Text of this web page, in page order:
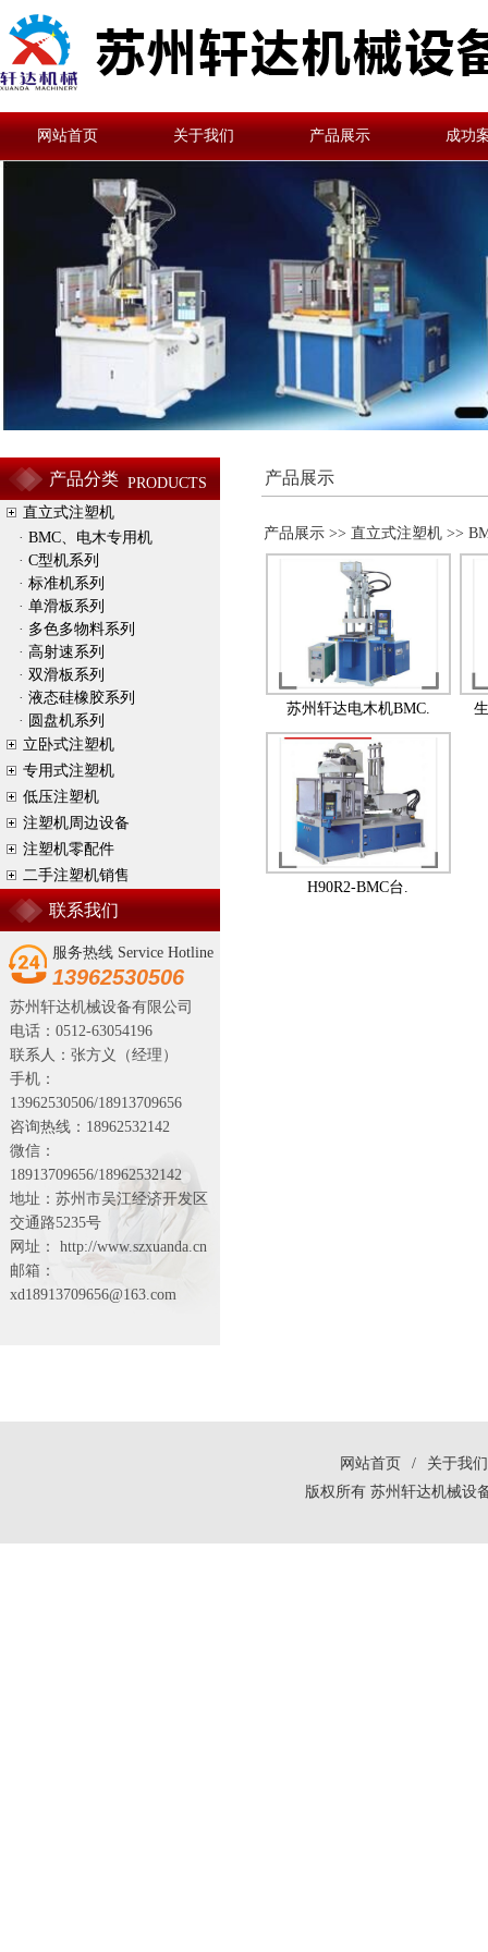
网站首页 关于我们 产品展示 成功
产品分类 PRODUCTS
直立式注塑机
·BMC、电木专用机
·C型机系列
·标准机系列
·单滑板系列
· 多色多物料系列
·高射速系列
·双滑板系列
·液态硅橡胶系列
· 圆盘机系列
立卧式注塑机
专用式注塑机
低压注塑机
注塑机周边设备
注塑机零配件
二手注塑机销售
联系我们
CONTACT US
服务热线 Service Hotline
13962530506
苏州轩达机械设备有限公司
电话：0512-63054196
联系人：张方义（经理）
手机：
13962530506/18913709656
咨询热线：18962532142
微信：
18913709656/18962532142
地址：苏州市吴江经济开发区
交通路5235号
网址： http://www.szxuanda.cn
邮箱：
xd18913709656@163.com
产品展示
产品展示 >> 直立式注塑机 >>
苏州轩达电木机BMC.
H90R2-BMC台.
网站首页 /
关于我们
版权所有 苏州轩达机械设